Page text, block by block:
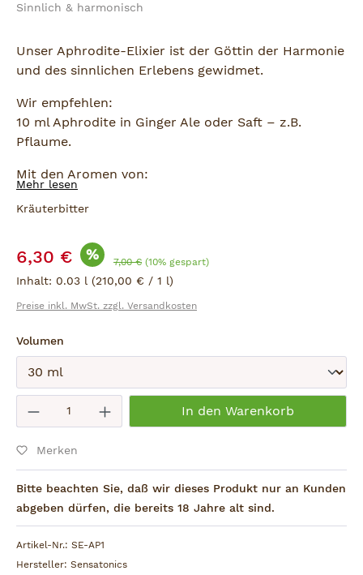
Sinnlich & harmonisch
Unser Aphrodite-Elixier ist der Göttin der Harmonie
und des sinnlichen Erlebens gewidmet.
Wir empfehlen:
10 ml Aphrodite in Ginger Ale oder Saft – z.B.
Pflaume.
Mit den Aromen von:
Damiana, Colanuss und Kardamom.
Mehr lesen
Kräuterbitter
Verkaufspreis:
6,30 € % Regulärer Preis:
7,00 € (10% gespart)
Inhalt: 0.03 l (210,00 € / 1 l)
Preise inkl. MwSt. zzgl. Versandkosten
Volumen
Absenden
Produkt Anzahl: Gib den
In den Warenkorb
Merken
Bitte beachten Sie, daß wir dieses Produkt nur an Kunden
abgeben dürfen, die bereits 18 Jahre alt sind.
Artikel-Nr.: SE-AP1
Hersteller: Sensatonics